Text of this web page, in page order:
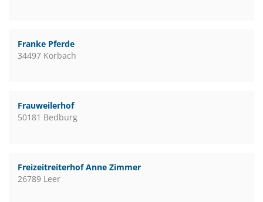
Franke Pferde
34497 Korbach
Frauweilerhof
50181 Bedburg
Freizeitreiterhof Anne Zimmer
26789 Leer